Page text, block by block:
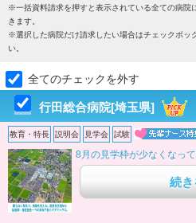
※一括資料請求を押すと表示されている全ての病院
きます。
※選択した病院だけ請求したい場合はチェックボッ
い。
全てのチェックを外す
行田総合病院[埼玉県]
教育・特長 説明会 見学会 試験
8月の見学枠が少なくなっ
続